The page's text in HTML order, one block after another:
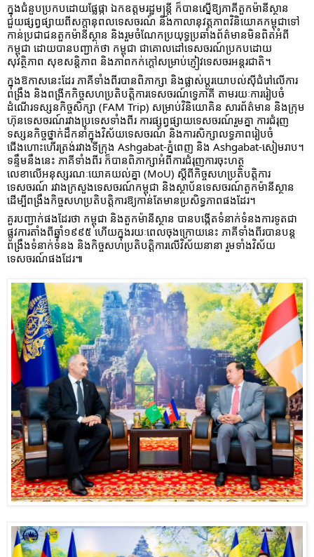
ក្នុងជំនួបប្រកបដោយផ្លែផ្កា ឯកឧត្តមរដ្ឋមន្ត្រី ក៏បានស្នើឱ្យភាគីតួកម៉ានីស្ថាន
ជួយផ្សព្វផ្សាយពីសក្តានុពលទេសចរណ៍ និងកាលានុវត្តភាពវិនិយោគកម្ពុជាទៅ
កាន់ប្រជាជនតួកម៉ានីស្ថាន និងរួមចំណែកប្រយុទ្ធប្រឆាំងព័ត៌មានមិនពិតអំពី
កម្ពុជា ដោយបានបញ្ជាក់ថា កម្ពុជា ជាគោលដៅទេសចរណ៍ប្រកបដោយ
សុវត្ថិភាព សុខសន្តិភាព និងភាពកក់ក្តៅសម្រាប់ភ្ញៀវទេសចរអន្តរជាតិ។
ក្នុងឱកាសនេះដែរ ភាគីទាំងពីរបានពិភាក្សា និងផ្លាស់ប្តូរយោបល់ស៊ីជំរៅលើការ
ពង្រឹង និងពង្រីកកិច្ចសហប្រតិបត្តិការទេសចរណ៍ទ្វេភាគី តាមរយៈការរៀបចំ
ដំណើរទស្សនកិច្ចសិក្សា (FAM Trip) សម្រាប់វិនិយោគិន សារព័ត៌មាន និងក្រុម
ហ៊ុនទេសចរណ៍រវាងប្រទេសទាំងពីរ ការផ្សព្វផ្សាយទេសចរណ៍រួមគ្នា ការជំរុញ
ទស្សនកិច្ចថ្នាក់ដឹកនាំក្នុងវិស័យទេសចរណ៍ និងការសិក្សាលទ្ធភាពរៀបចំ
ជើងហោះហើរត្រង់រវាងទីក្រុង Ashgabat-ភ្នំពេញ និង Ashgabat-សៀមរាប។
ទន្ទឹមនឹងនេះ ភាគីទាំងពីរ ក៏បានពិភាក្សាអំពីការជំរុញការចុះហត្ថ
លេខាលើអនុស្សរណៈយោគយល់គ្នា (MoU) ស្តីពីកិច្ចសហប្រតិបត្តិការ
ទេសចរណ៍ រវាងក្រសួងទេសចរណ៍កម្ពុជា និងស្ថាប័នទេសចរណ៍តួកម៉ានីស្ថាន
ដើម្បីពង្រឹងកិច្ចសហប្រតិបត្តិការឱ្យកាន់តែមានប្រសិទ្ធភាពផងដែរ។
គួរបញ្ជាក់ផងដែរថា កម្ពុជា និងតួកម៉ានីស្ថាន បានបង្កើតទំនាក់ទំនងការទូតជា
ផ្លូវការតាំងពីឆ្នាំ១៩៩៥ ហើយក្នុងរយៈពេលចុងក្រោយនេះ ភាគីទាំងពីរបានបន្ត
ពង្រឹងទំនាក់ទំនង និងកិច្ចសហប្រតិបត្តិការលើវិស័យនានា រួមទាំងវិស័យ
ទេសចរណ៍ផងដែរ៕